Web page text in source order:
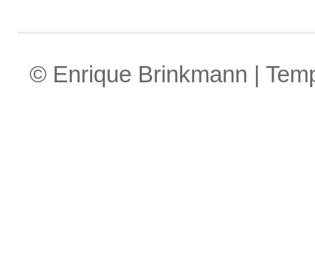
© Enrique Brinkmann |